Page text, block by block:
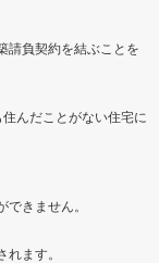
請負契約を結ぶことを
んだことがない住宅に
きません。
ます。